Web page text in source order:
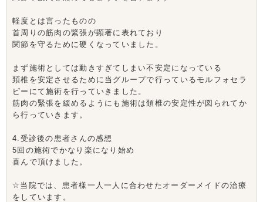
軽度とは言ったものの
首周りの筋肉の緊張が顕著に表れており
関節を守るために硬くなっていました。
まず施術としては動きすぎてしまい不安定になっている
頚椎を安定させるために当グループで行っているモルフォセラ
ピーにて施術を行っていきました。
筋肉の緊張を緩めるようにも施術は頚椎の安定性が図られてか
ら行っていきます。
4.受診後の患者さんの感想
5回の施術でかなり楽になり始め
喜んで頂けました。
☆当院では、患者様一人一人に合わせたオーダーメイドの治療
をしています。